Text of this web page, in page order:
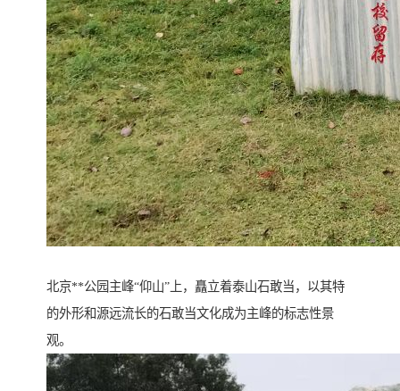
北京**公园主峰“仰山”上，矗立着泰山石敢当，以其特
的外形和源远流长的石敢当文化成为主峰的标志性景
观。